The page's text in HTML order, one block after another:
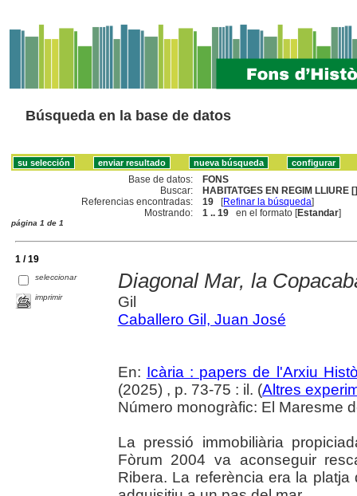
Búsqueda en la base de datos
Base de datos:
FONS
Buscar:
HABITATGES EN REGIM LLIURE
Referencias encontradas:
19 [Refinar la búsqueda]
Mostrando:
1 .. 19 en el formato [Estandar]
página 1 de 1
1 / 19
seleccionar
imprimir
Diagonal Mar, la
Gil
Caballero Gil, Juan José
En: Icària : papers de l'Arxiu
(2025) , p. 73-75 : il. (Altres
Número monogràfic: El Maresme
La pressió immobiliària
Fòrum 2004 va aconseguir
Ribera. La referència era la